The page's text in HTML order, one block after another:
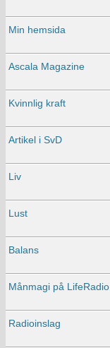
Min hemsida
Ascala Magazine
Kvinnlig kraft
Artikel i SvD
Liv
Lust
Balans
Månmagi på LifeRadio
Radioinslag